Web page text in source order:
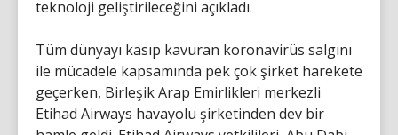
teknoloji geliştirileceğini açıkladı.
Tüm dünyayı kasıp kavuran koronavirüs salgını
ile mücadele kapsamında pek çok şirket harekete
geçerken, Birleşik Arap Emirlikleri merkezli
Etihad Airways havayolu şirketinden dev bir